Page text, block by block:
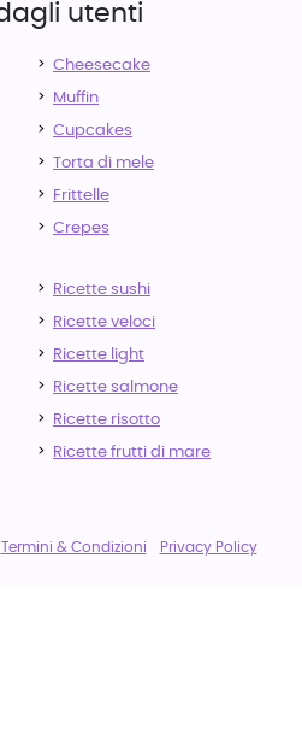
utenti
Cheesecake
Muffin
Cupcakes
Torta di mele
Frittelle
Crepes
Ricette sushi
Ricette veloci
Ricette light
Ricette salmone
Ricette risotto
Ricette frutti di mare
Termini & Condizioni Privacy Policy